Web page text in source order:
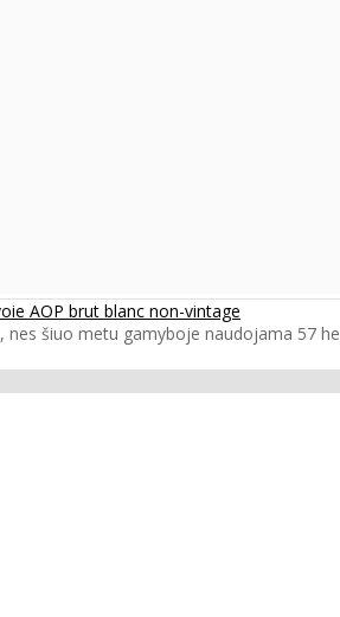
AOP brut blanc non-vintage
šiuo metu gamyboje naudojama 57